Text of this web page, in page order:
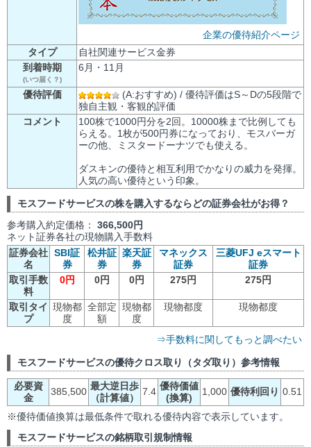
企業の優待紹介ページ
タイプ
自社関連サービス金券
到着時期
(いつ届く？)
6月・11月
優待評価
(A:おすすめ) / 優待評価はS～Dの5段階で
独自主観・客観的評価
コメント
100株で1000円分を2回。10000株まで比例しても
らえる。1枚が500円券になっており、モスバーガ
ーの他、ミスタードーナツでも使える。
ダスキンの優待と相互利用でかなりの威力を発揮。
人気の高い優待という印象。
モスフードサービスの株を購入するならどの証券会社がお得？
参考購入約定価格： 366,500円
ネット証券各社の現物購入手数料
証券会社
名
SBI証
券
松井証
券
楽天証
券
マネックス
証券
三菱UFJ eスマート
証券
取引手数
料
0円 0円 0円 275円 275円
取引タイ
プ
現物都
度
全部定
額
現物都
度
現物都度 現物都度
⇒手数料に関してもっと調べたい
モスフードサービスの優待クロス取り（タダ取り）参考情報
必要資
金
385,500 最大逆日歩
（計算値）
7.4 優待価値
(換算)
1,000 優待利回り 0.51
※優待価値換算は最低条件で取れる優待内容で表示しています。
モスフードサービスの銘柄取引規制情報